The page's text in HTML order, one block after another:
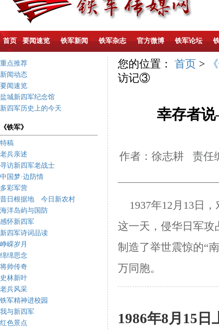
首页 要闻速览 铁军新闻 铁军杂志 官方微博 铁军论坛
重点推荐
新闻动态
要闻速览
盐城新四军纪念馆
新四军历史上的今天
《铁军》
特稿
老兵亲述
寻访新四军老战士
中国梦·边防情
多彩军营
昔日根据地 今日新农村
海洋岛屿与国防
感怀新四军
新四军诗词品读
峥嵘岁月
绵绵思念
将帅传奇
史林新叶
老兵风采
铁军精神进校园
我与新四军
红色景点
您的位置： 首页 >
访记③
幸存者
作者：徐志耕 责任
1937年12月13日
这一天，侵华日军攻
制造了举世震惊的“
万同胞。
1986年8月 15 日